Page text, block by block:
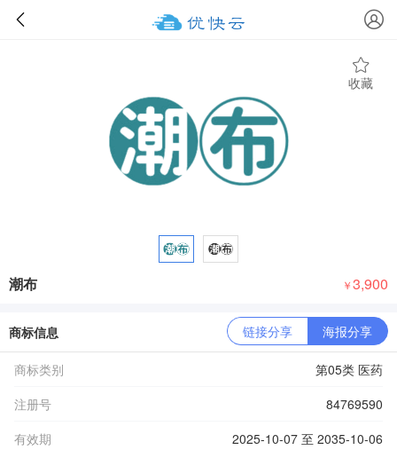
收藏
潮布 ￥3,900
商标信息 链接分享 海报分享
商标类别
第05类 医药
注册号
84769590
有效期
2025-10-07 至 2035-10-06